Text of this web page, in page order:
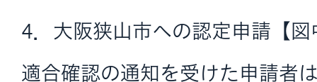
4．大阪狭山市への認定申請【図
適合確認の通知を受けた申請者